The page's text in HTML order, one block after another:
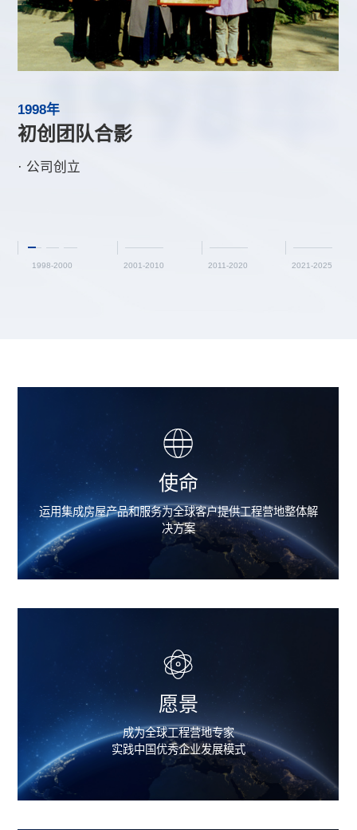
1998年
初创团队合影
· 公司创立
1998年
2003年
“非典”胸科医院建设现场
· 董事长带队7天7夜，建成5000平米应急医院
2003年
2015年
· 新三板挂牌上市，迈向资本市场，股票代码：
832789
2015年
2024年
行业内率先获得模块化箱式房碳足迹
认2024年
1998-2000 2001-2010 2011-2020 2021-2025
使命
运用集成房屋产品和服务为全球客户提供工程营地整体解
决方案
愿景
成为全球工程营地专家
实践中国优秀企业发展模式